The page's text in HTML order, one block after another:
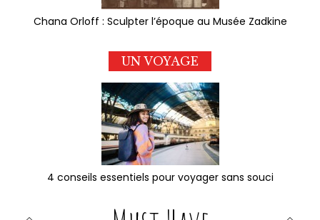
Chana Orloff : Sculpter l’époque au Musée Zadkine
UN VOYAGE
4 conseils essentiels pour voyager sans souci